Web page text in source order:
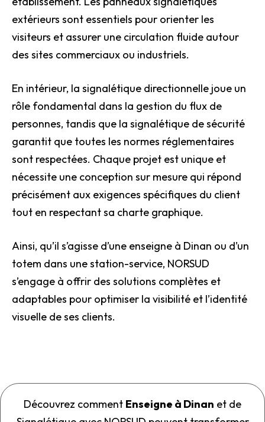
extérieurs sont essentiels pour orienter les
visiteurs et assurer une circulation fluide autour
des sites commerciaux ou industriels.
En intérieur, la signalétique directionnelle joue un
rôle fondamental dans la gestion du flux de
personnes, tandis que la signalétique de sécurité
garantit que toutes les normes réglementaires
sont respectées. Chaque projet est unique et
nécessite une conception sur mesure qui répond
précisément aux exigences spécifiques du client
tout en respectant sa charte graphique.
Ainsi, qu’il s’agisse d’une enseigne à Dinan ou d’un
totem dans une station-service, NORSUD
s’engage à offrir des solutions complètes et
adaptables pour optimiser la visibilité et l’identité
visuelle de ses clients.
Découvrez comment Enseigne à Dinan et de